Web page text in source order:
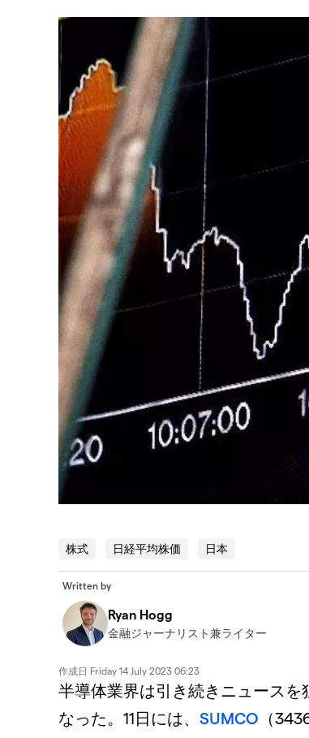
株式 日経平均株価 日本
Written by
Ryan Hogg
金融ジャーナリスト兼ライター
作成日 Friday 14 July 2023 06:23
半導体業界は引き続きニュース
なった。11日には、 SUMCO （